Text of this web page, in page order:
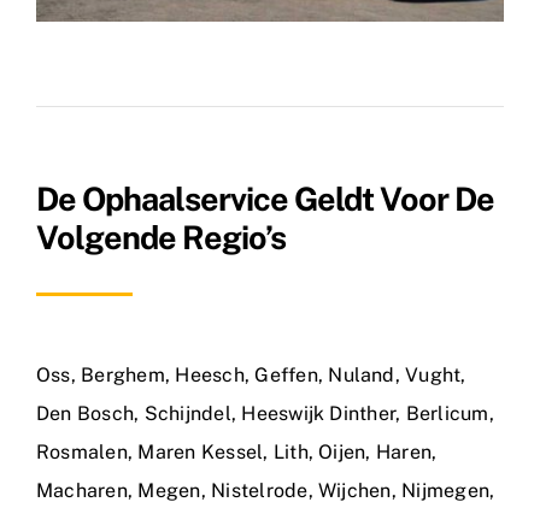
De Ophaalservice Geldt Voor De
Volgende Regio’s
Oss, Berghem, Heesch,Geffen, Nuland,Vught,
Den Bosch, Schijndel, Heeswijk Dinther, Berlicum,
Rosmalen, Maren Kessel, Lith,Oijen, Haren,
Macharen, Megen, Nistelrode, Wijchen, Nijmegen,